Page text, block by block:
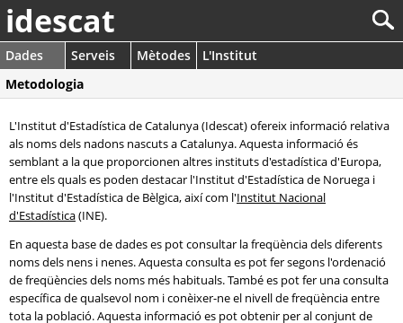
idescat
Dades Serveis Mètodes
L'Institut
Metodologia
L'Institut d'Estadística de Catalunya (Idescat) ofereix informació relativa
als noms dels nadons nascuts a Catalunya. Aquesta informació és
semblant a la que proporcionen altres instituts d'estadística d'Europa,
entre els quals es poden destacar l'Institut d'Estadística de Noruega i
l'Institut d'Estadística de Bèlgica, així com l'Institut Nacional
d'Estadística(INE).
En aquesta base de dades es pot consultar la freqüència dels diferents
noms dels nens i nenes. Aquesta consulta es pot fer segons l'ordenació
de freqüències dels noms més habituals. També es pot fer una consulta
específica de qualsevol nom i conèixer-ne el nivell de freqüència entre
tota la població. Aquesta informació es pot obtenir per al conjunt de